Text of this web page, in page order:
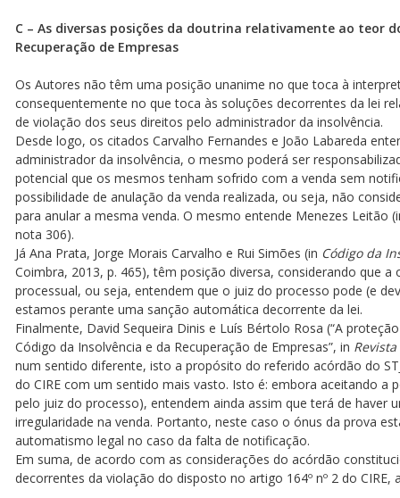
C – As diversas posições da doutrina relativamente ao teor
Recuperação de Empresas
Os Autores não têm uma posição unanime no que toca à
consequentemente no que toca às soluções decorrentes da lei
de violação dos seus direitos pelo administrador da insolvência.
Desde logo, os citados Carvalho Fernandes e João Labareda
administrador da insolvência, o mesmo poderá ser
potencial que os mesmos tenham sofrido com a venda sem
possibilidade de anulação da venda realizada, ou seja, não
para anular a mesma venda. O mesmo entende Menezes Leitão
nota 306).
Já Ana Prata, Jorge Morais Carvalho e Rui Simões (in Código da
Coimbra, 2013, p. 465), têm posição diversa, considerando que
processual, ou seja, entendem que o juiz do processo pode (e
estamos perante uma sanção automática decorrente da lei.
Finalmente, David Sequeira Dinis e Luís Bértolo Rosa (“A
Código da Insolvência e da Recuperação de Empresas”, in
num sentido diferente, isto a propósito do referido acórdão do
do CIRE com um sentido mais vasto. Isto é: embora aceitando a
pelo juiz do processo), entendem ainda assim que terá de haver
irregularidade na venda. Portanto, neste caso o ónus da prova
automatismo legal no caso da falta de notificação.
Em suma, de acordo com as considerações do acórdão
decorrentes da violação do disposto no artigo 164º nº 2 do CIRE,